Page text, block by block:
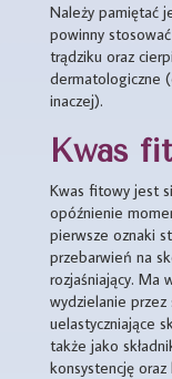
Należy pamiętać
powinny
trądziku oraz
dermatologiczne
inaczej).
Kwas
Kwas fitowy jest
opóźnienie
pierwsze oznaki
przebarwień na
rozjaśniający. Ma
wydzielanie przez
uelastyczniające
także jako
konsystencję oraz